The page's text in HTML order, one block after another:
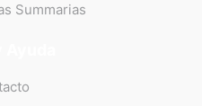
Summarias